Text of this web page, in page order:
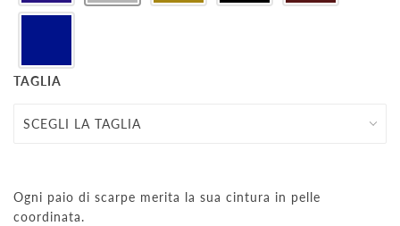
TAGLIA
Ogni paio di scarpe merita la sua cintura in pelle
coordinata.